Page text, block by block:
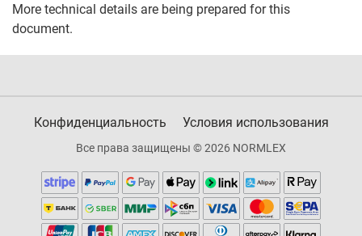
More technical details are being prepared for this
document.
Конфиденциальность Условия использования
Все права защищены © 2026 NORMLEX